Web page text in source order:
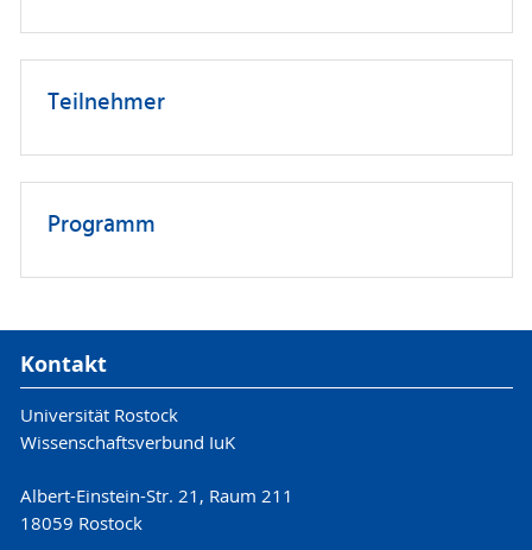
Teilnehmer
Programm
Kontakt
Universität Rostock
Wissenschaftsverbund IuK
Albert-Einstein-Str. 21, Raum 211
18059 Rostock